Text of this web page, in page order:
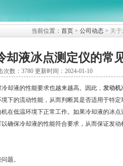
当前位置： 首页 > 公司动态 > 关
却液冰点测定仪的常
次数：3780 更新时间：2024-01-10
液的性能要求也越来越高。因此， 发动机
下的流动性能，从而判断其是否适用于特
在低温环境下正常工作。如果冷却液的冰
确保冷却液的性能符合要求，从而保证发动
题。